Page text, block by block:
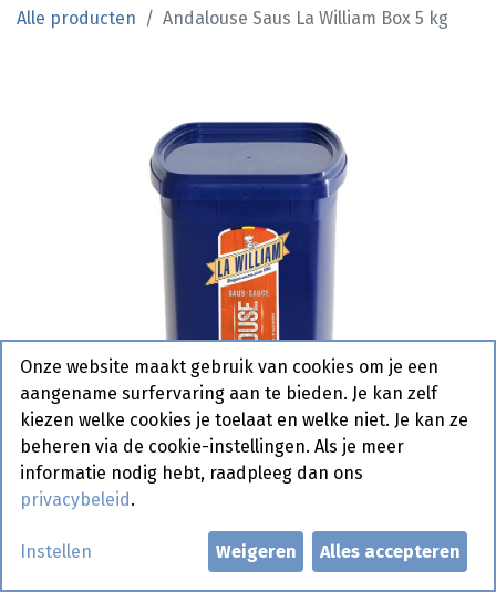
Alle producten Andalouse Saus La William Box 5 kg
Andalouse Saus La William Box
5 kg
Onze website maakt gebruik van cookies om je een
aangename surfervaring aan te bieden. Je kan zelf
kiezen welke cookies je toelaat en welke niet. Je kan ze
beheren via de cookie-instellingen. Als je meer
informatie nodig hebt, raadpleeg dan ons
privacybeleid .
Instellen Weigeren Alles accepteren